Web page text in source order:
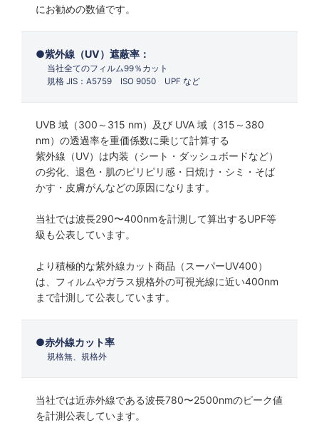
にお勧めの数値です。
紫外線（UV）遮蔽率：
当社全てのフィルム99％カット
規格 JIS：A5759 ISO 9050 UPF など
UVB 域（300～315 nm）及び UVA 域（315～380
nm）の透過率を重価係数に乗じて計算する
紫外線（UV）は内装（シート・ダッシュボードなど）
の劣化、退色・肌のピリピリ感・日焼け・シミ・そば
かす・皮膚がんなどの原因になります。
当社では波長290〜400nmを計測して算出するUPF等
級も公表しています。
より積極的な紫外線カット商品（スーパーUV400）
は、フィルムやガラス規格外の可視光線に近い400nm
まで計測して公表しています。
赤外線カット率
規格無、規格外
当社では近赤外線である波長780〜2500nmのピーク値
を計測公表しています。